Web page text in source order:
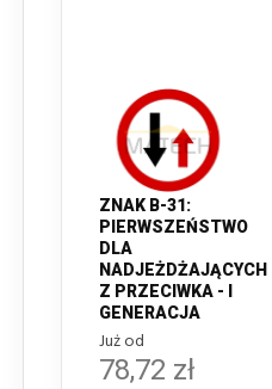
ZNAK B-31:
PIERWSZEŃSTWO
DLA
NADJEŻDŻAJĄCYCH
Z PRZECIWKA - I
GENERACJA
Już od
78,72 zł